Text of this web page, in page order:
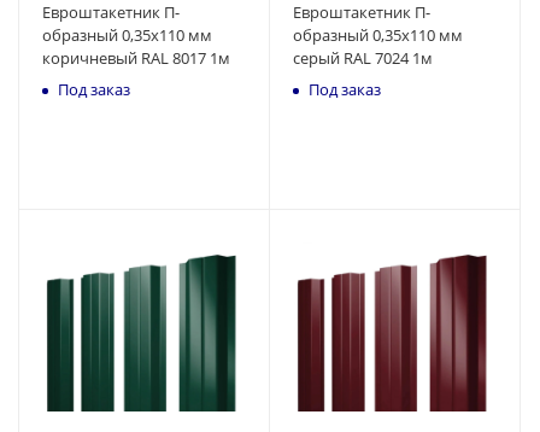
Евроштакетник П-
образный 0,35x110 мм
коричневый RAL 8017 1м
Под заказ
Евроштакетник П-
образный 0,35x110 мм
серый RAL 7024 1м
Под заказ